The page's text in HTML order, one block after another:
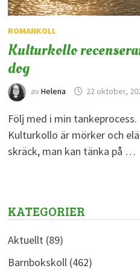
ROMANKOLL
Kulturkollo
dog
av Helena 22 oktober,
Följ med i min
Kulturkollo är mörker och
skräck, man kan tänka på …
KATEGORIER
Aktuellt(89)
Barnbokskoll(462)